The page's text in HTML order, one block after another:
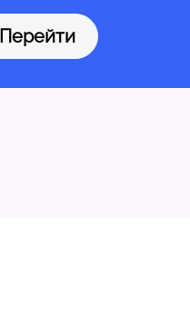
Перейти